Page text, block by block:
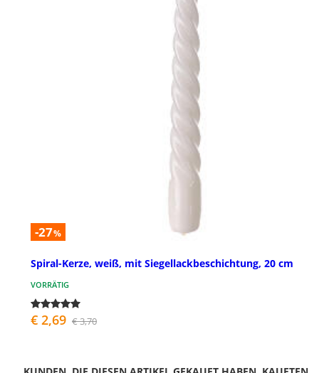
-27%
Spiral-Kerze, weiß, mit Siegellackbeschichtung, 20 cm
VORRÄTIG
€ 2,69 € 3,70